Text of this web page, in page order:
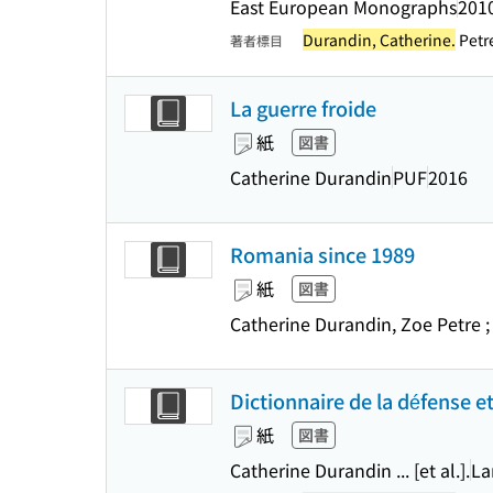
East European Monographs
著者標目 Durandin, Catherine.
La guerre froide
紙 図書
Catherine DurandinPUF2016
Romania since 1989
紙 図書
Catherine Durandin, Zoe Petre
Dictionnaire de la défense
紙 図書
Catherine Durandin ... [et al.].